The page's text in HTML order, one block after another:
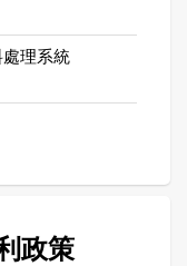
處理系統
政策